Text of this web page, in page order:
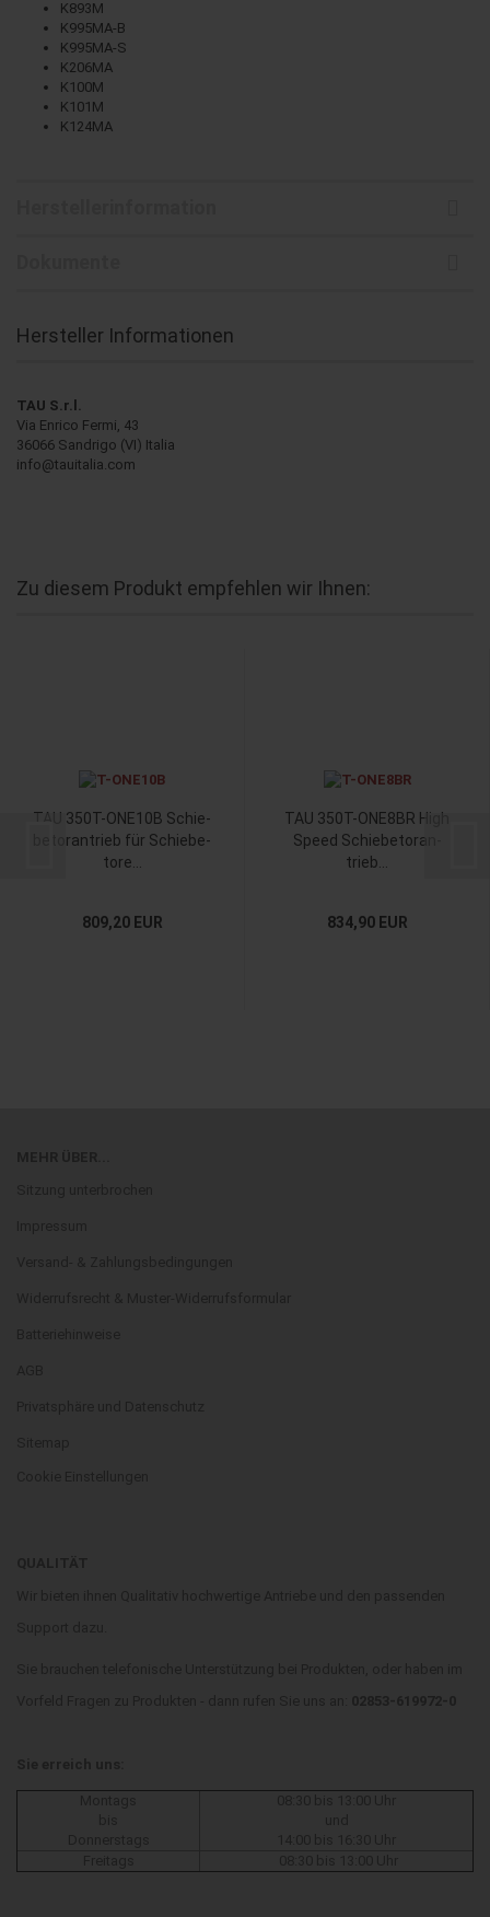
K893M
K995MA-B
K995MA-S
K206MA
K100M
K101M
K124MA
Hersteller Informationen
TAU S.r.l.
Via Enrico Fermi, 43
36066 Sandrigo (VI) Italia
info@tauitalia.com
Zu diesem Produkt empfehlen wir Ihnen:
TAU 350T-​ONE10B Schie­
be­tor­an­trieb für Schie­be­
to­re...
809,20 EUR
TAU 350T-​ONE8BR High
Speed Schie­be­tor­an­
trieb...
834,90 EUR